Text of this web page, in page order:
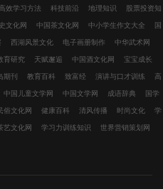
高效学习方法 科技前沿 地理知识 股票投资知
文化网 中国茶文化网 中小学生作文大全 国
西湖风景文化 电子画册制作 中华武术网
育研究 天赋邂逅 中国酒文化网 宝宝成长
期刊 教育百科 致富经 演讲与口才训练 高
中国儿童文学网 中国文学网 成语辞典 国学
俗文化网 健康百科 清风传播 时尚文化 学
艺文化网 学习力训练知识 世界营销策划网